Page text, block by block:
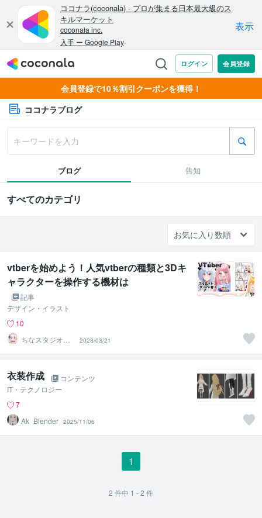
会員登録で10％割引クーポンを獲得！
ココナラブログ
ブログ 告知
すべてのカテゴリ
vtberを始めよう！人気vtberの種類と3Dキ
ャラクターを操作する機材は
記事
デザイン・イラスト
10
ちなスタジオ＠
かわいいキャラ
制作
2023/03/21
衣装作成
コンテンツ
IT・テクノロジー
7
Ak_Blender 2025/11/06
1
2 件中 1 - 2 件